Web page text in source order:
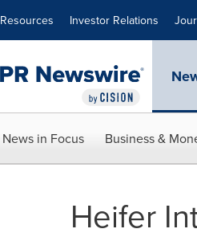
Resources Investor Relations
News in Focus Business &
Heifer